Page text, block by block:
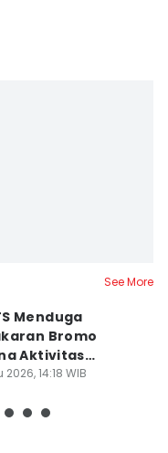
See More
Menduga
Bromo
Aktivitas
14:18 WIB